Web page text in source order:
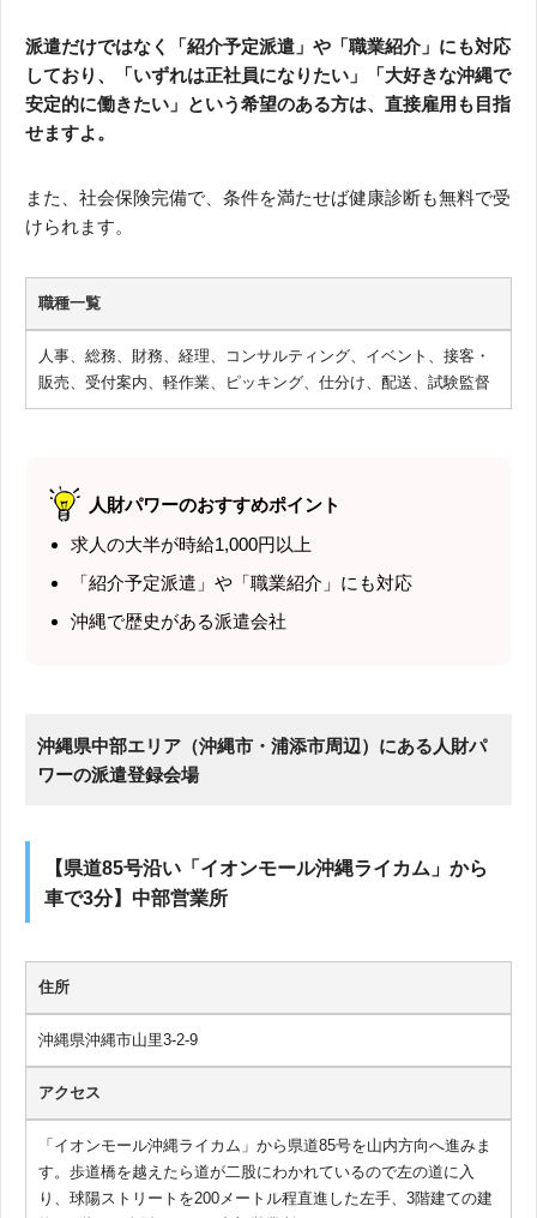
派遣だけではなく「紹介予定派遣」や「職業紹介」にも対応
しており、「いずれは正社員になりたい」「大好きな沖縄で
安定的に働きたい」という希望のある方は、直接雇用も目指
せますよ。
また、社会保険完備で、条件を満たせば健康診断も無料で受
けられます。
職種一覧
人事、総務、財務、経理、コンサルティング、イベント、接客・
販売、受付案内、軽作業、ピッキング、仕分け、配送、試験監督
人財パワーのおすすめポイント
求人の大半が時給1,000円以上
「紹介予定派遣」や「職業紹介」にも対応
沖縄で歴史がある派遣会社
沖縄県中部エリア（沖縄市・浦添市周辺）にある人財パ
ワーの派遣登録会場
【県道85号沿い「イオンモール沖縄ライカム」から
車で3分】中部営業所
住所
沖縄県沖縄市山里3-2-9
アクセス
「イオンモール沖縄ライカム」から県道85号を山内方向へ進みま
す。歩道橋を越えたら道が二股にわかれているので左の道に入
り、球陽ストリートを200メートル程直進した左手、3階建ての建